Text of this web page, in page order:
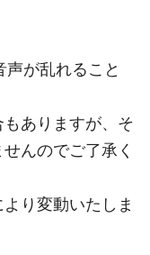
が乱れること
ありますが、そ
んのでご了承く
り変動いたしま